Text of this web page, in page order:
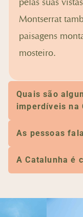
Montserrat
paisagens
mosteiro.
Quais são
imperdíveis na
As pessoas
A Catalunha é